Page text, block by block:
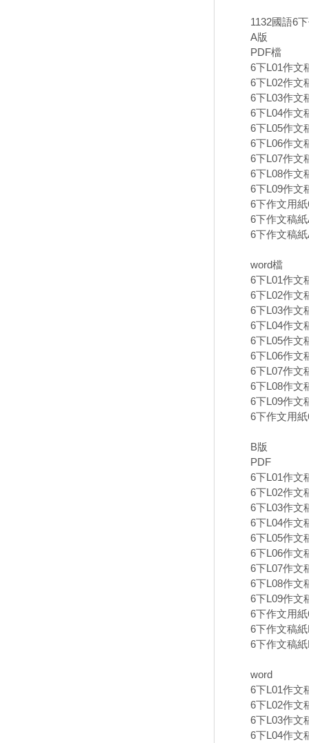
1132國語6
A版
PDF檔
6下L01作文
6下L02作文
6下L03作文
6下L04作文
6下L05作文
6下L06作文
6下L07作文
6下L08作文
6下L09作文
6下作文用
6下作文稿
6下作文稿
word檔
6下L01作文
6下L02作文
6下L03作文
6下L04作文
6下L05作文
6下L06作文
6下L07作文
6下L08作文
6下L09作文
6下作文用
B版
PDF
6下L01作文
6下L02作文
6下L03作文
6下L04作文
6下L05作文
6下L06作文
6下L07作文
6下L08作文
6下L09作文
6下作文用
6下作文稿
6下作文稿
word
6下L01作文
6下L02作文
6下L03作文
6下L04作文